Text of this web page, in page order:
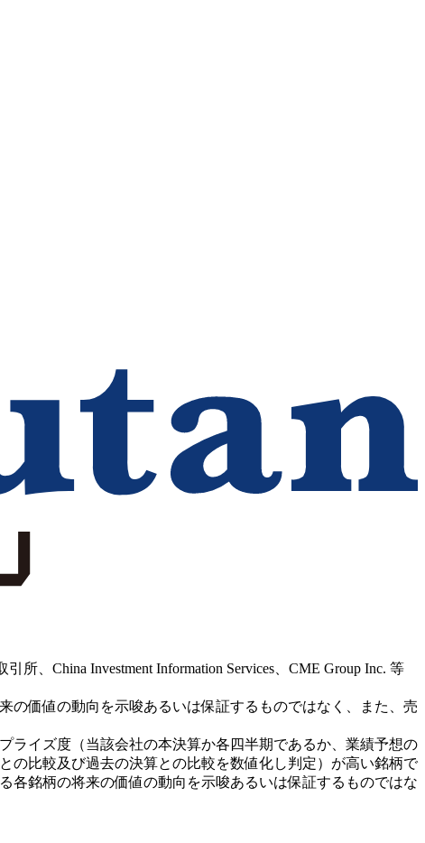
、China Investment Information Services、CME Group Inc. 等
の価値の動向を示唆あるいは保証するものではなく、また、売
ライズ度（当該会社の本決算か各四半期であるか、業績予想の
の比較及び過去の決算との比較を数値化し判定）が高い銘柄で
各銘柄の将来の価値の動向を示唆あるいは保証するものではな